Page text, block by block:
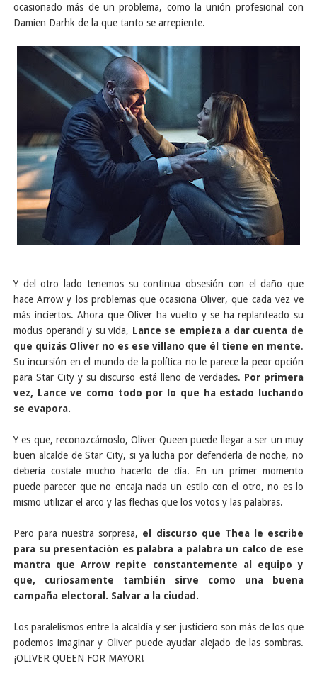
ocasionado más de un problema, como la unión profesional con
Damien Darhk de la que tanto se arrepiente.
Y del otro lado tenemos su continua obsesión con el daño que
hace Arrow y los problemas que ocasiona Oliver, que cada vez ve
más inciertos. Ahora que Oliver ha vuelto y se ha replanteado su
modus operandi y su vida, Lance se empieza a dar cuenta de
que quizás Oliver no es ese villano que él tiene en mente.
Su incursión en el mundo de la política no le parece la peor opción
para Star City y su discurso está lleno de verdades. Por primera
vez, Lance ve como todo por lo que ha estado luchando
se evapora.
Y es que, reconozcámoslo, Oliver Queen puede llegar a ser un muy
buen alcalde de Star City, si ya lucha por defenderla de noche, no
debería costale mucho hacerlo de día. En un primer momento
puede parecer que no encaja nada un estilo con el otro, no es lo
mismo utilizar el arco y las flechas que los votos y las palabras.
Pero para nuestra sorpresa, el discurso que Thea le escribe
para su presentación es palabra a palabra un calco de ese
mantra que Arrow repite constantemente al equipo y
que, curiosamente también sirve como una buena
campaña electoral. Salvar a la ciudad.
Los paralelismos entre la alcaldía y ser justiciero son más de los que
podemos imaginar y Oliver puede ayudar alejado de las sombras.
¡OLIVER QUEEN FOR MAYOR!